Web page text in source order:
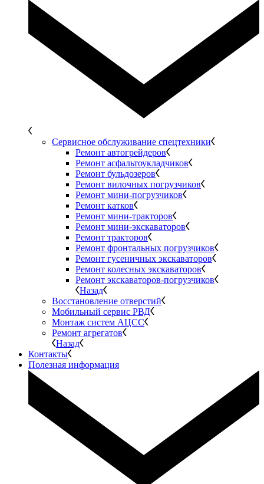
Сервисное обслуживание спецтехники
Ремонт автогрейдеров
Ремонт асфальтоукладчиков
Ремонт бульдозеров
Ремонт вилочных погрузчиков
Ремонт мини-погрузчиков
Ремонт катков
Ремонт мини-тракторов
Ремонт мини-экскаваторов
Ремонт тракторов
Ремонт фронтальных погрузчиков
Ремонт гусеничных экскаваторов
Ремонт колесных экскаваторов
Ремонт экскаваторов-погрузчиков
Назад
Восстановление отверстий
Мобильный сервис РВД
Монтаж систем АЦСС
Ремонт агрегатов
Назад
Контакты
Полезная информация